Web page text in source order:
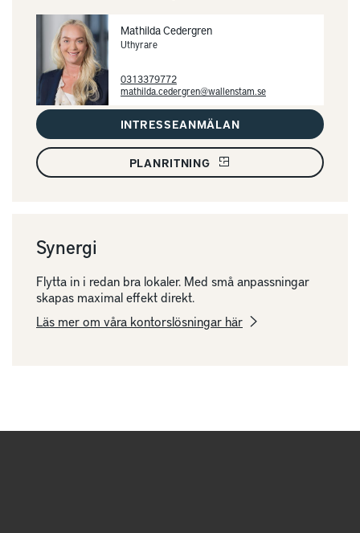
Mathilda Cedergren
Uthyrare
0313379772
mathilda.cedergren@wallenstam.se
INTRESSEANMÄLAN
PLANRITNING
Synergi
Flytta in i redan bra lokaler. Med små anpassningar
skapas maximal effekt direkt.
Läs mer om våra kontorslösningar här